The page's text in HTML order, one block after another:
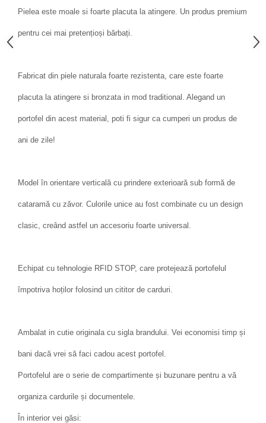
Pielea este moale si foarte placuta la atingere. Un produs premium
pentru cei mai pretențioși bărbați.
Fabricat din piele naturala foarte rezistenta, care este foarte
placuta la atingere si bronzata in mod traditional. Alegand un
portofel din acest material, poti fi sigur ca cumperi un produs de
ani de zile!
Model în orientare verticală cu prindere exterioară sub formă de
cataramă cu zăvor. Culorile unice au fost combinate cu un design
clasic, creând astfel un accesoriu foarte universal.
Echipat cu tehnologie RFID STOP, care protejează portofelul
împotriva hoților folosind un cititor de carduri.
Ambalat in cutie originala cu sigla brandului. Vei economisi timp și
bani dacă vrei să faci cadou acest portofel.
Portofelul are o serie de compartimente și buzunare pentru a vă
organiza cardurile și documentele.
În interior vei găsi: